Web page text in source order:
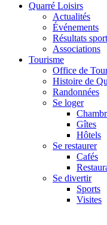
Quarré Loisirs
Actualités
Événements
Résultats
Associations
Tourisme
Office de
Histoire de
Randonnées
Se loger
Gîtes
Hôtels
Se restaurer
Cafés
Se divertir
Sports
Visites